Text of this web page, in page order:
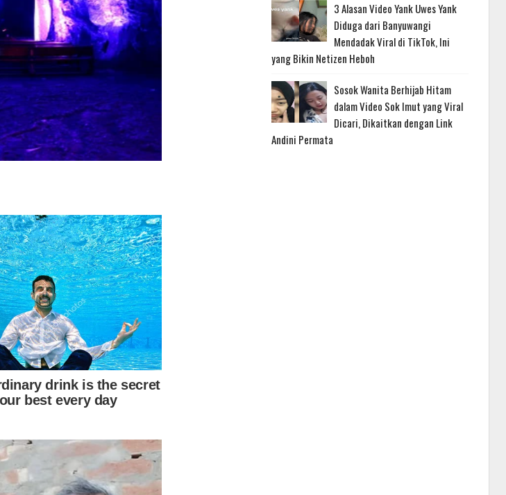
3 Alasan Video Yank Uwes Yank
Diduga dari Banyuwangi
Mendadak Viral di TikTok, Ini
yang Bikin Netizen Heboh
Sosok Wanita Berhijab Hitam
dalam Video Sok Imut yang Viral
Dicari, Dikaitkan dengan Link
Andini Permata